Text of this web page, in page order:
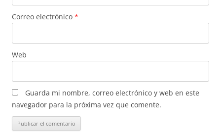
Correo electrónico *
Web
Guarda mi nombre, correo electrónico y web en este
navegador para la próxima vez que comente.